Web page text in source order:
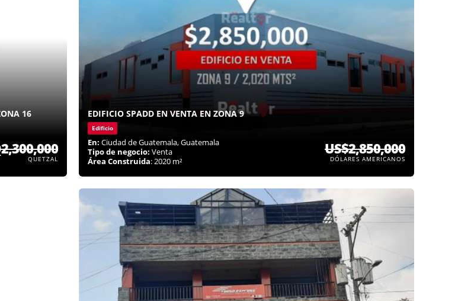
16
QUETZAL
EDIFICIO SPADD EN VENTA EN ZONA 9
Edificio
En: Ciudad de Guatemala, Guatemala
Tipo de negocio: Venta
Área Construida: 2020 m²
US$2,850,000
DÓLARES AMERICANOS